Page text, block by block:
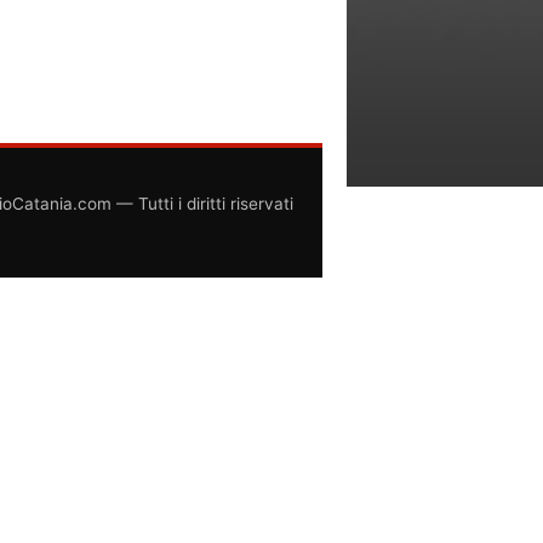
— Tutti i diritti riservati